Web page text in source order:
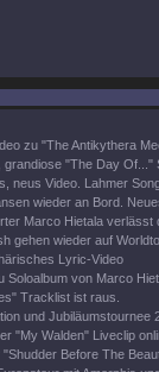
zu "The Antikythera
grandiose "The Day Of..."
neus Video. Lahmer
wieder an Bord.
Marco Hietala verlässt
gehen wieder auf
Lyric-Video
Soloalbum von Marco
Tracklist ist raus.
und Jubiläumstournee
"My Walden" Liveclip
"Shudder Before The